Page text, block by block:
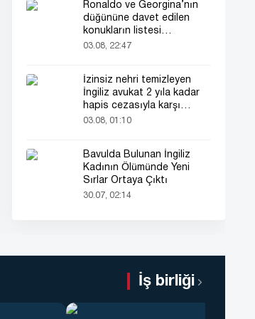
Ronaldo ve Georgina’nın
düğününe davet edilen
konukların listesi
gündemde
03.08, 22:47
İzinsiz nehri temizleyen
İngiliz avukat 2 yıla kadar
hapis cezasıyla karşı
karşıya
03.08, 01:10
Bavulda Bulunan İngiliz
Kadının Ölümünde Yeni
Sırlar Ortaya Çıktı
30.07, 02:14
İş birliği